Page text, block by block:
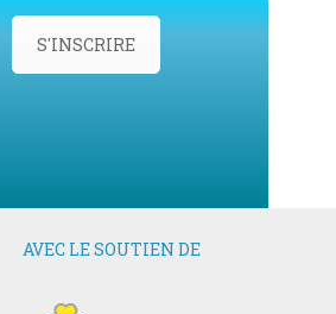
S'INSCRIRE
AVEC LE SOUTIEN DE